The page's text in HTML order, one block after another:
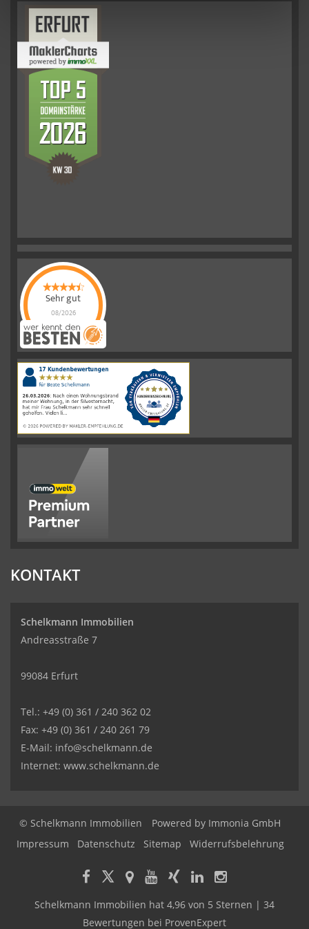
Sehr gut
08/2026
Schelkmann
Immobilienhat
|110Schelkmann
ImmobilienBewertungen
auf
werkenntdenBESTEN.de
KONTAKT
Schelkmann Immobilien
Andreasstraße 7
99084 Erfurt
Tel.: +49 (0) 361 / 240 362 02
Fax: +49 (0) 361 / 240 261 79
E-Mail: info@schelkmann.de
Internet: www.schelkmann.de
© Schelkmann Immobilien Powered by Immonia GmbH
Impressum
Datenschutz Sitemap Widerrufsbelehrung
Schelkmann Immobilien hat 4,96 von 5 Sternen | 34
Bewertungen bei ProvenExpert